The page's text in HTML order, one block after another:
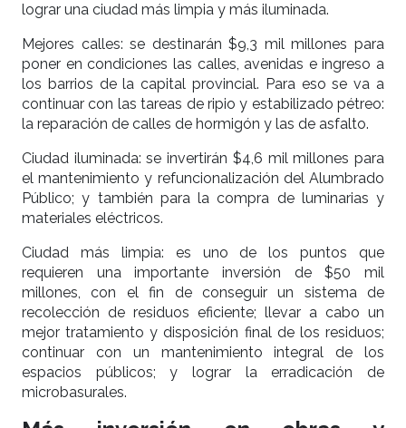
lograr una ciudad más limpia y más iluminada.
Mejores calles: se destinarán $9,3 mil millones para
poner en condiciones las calles, avenidas e ingreso a
los barrios de la capital provincial. Para eso se va a
continuar con las tareas de ripio y estabilizado pétreo:
la reparación de calles de hormigón y las de asfalto.
Ciudad iluminada: se invertirán $4,6 mil millones para
el mantenimiento y refuncionalización del Alumbrado
Público; y también para la compra de luminarias y
materiales eléctricos.
Ciudad más limpia: es uno de los puntos que
requieren una importante inversión de $50 mil
millones, con el fin de conseguir un sistema de
recolección de residuos eficiente; llevar a cabo un
mejor tratamiento y disposición final de los residuos;
continuar con un mantenimiento integral de los
espacios públicos; y lograr la erradicación de
microbasurales.